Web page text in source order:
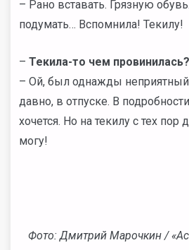
– Рано вставать. Грязную
подумать… Вспомнила! Текилу!
– Текила-то чем провинилась?
– Ой, был однажды
давно, в отпуске. В
хочется. Но на текилу с тех пор
могу!
Фото: Дмитрий Марочкин /